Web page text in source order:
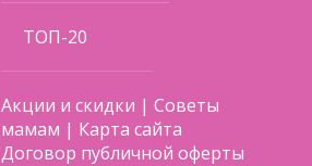
ТОП-20
Акции и скидки |Советы
мамам | Карта сайта
Договор публичной оферты